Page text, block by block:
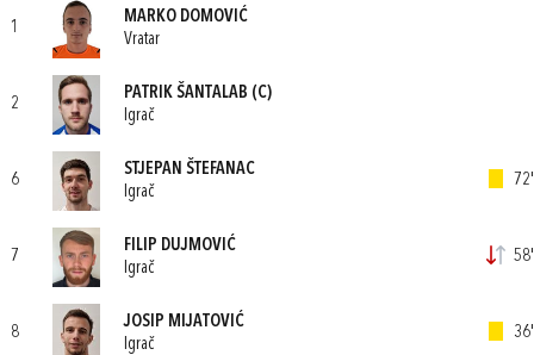
1
MARKO DOMOVIĆ
Vratar
2
PATRIK ŠANTALAB (C)
Igrač
6
STJEPAN ŠTEFANAC
Igrač
72'
7
FILIP DUJMOVIĆ
Igrač
58'
8
JOSIP MIJATOVIĆ
Igrač
36'